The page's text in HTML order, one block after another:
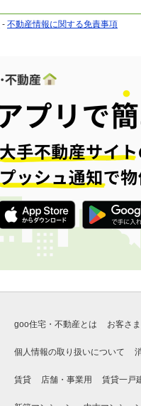
- 不動産情報に関する免責事項
goo住宅・不動産とは お客さ
個人情報の取り扱いについて
賃貸 店舗・事業用 賃貸一戸